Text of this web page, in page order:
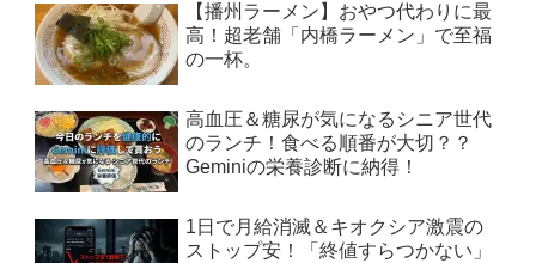
【播州ラーメン】おやつ代わりに最
高！超老舗「内橋ラーメン」で至福
の一杯。
高血圧＆糖尿が気になるシニア世代
のランチ！食べる順番が大切？？
Geminiの栄養診断に納得！
1日で月給消滅＆キオクシア激震の
ストップ安！「終値すらつかない」